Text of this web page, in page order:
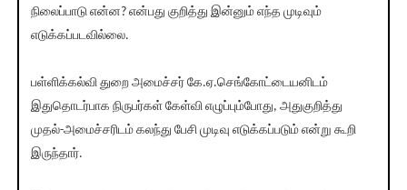
நிலைப்பாடு என்ன? என்பது குறித்து இன்னும் எந்த முடிவும்
எடுக்கப்படவில்லை.
பள்ளிக்கல்வி துறை அமைச்சர் கே.ஏ.செங்கோட்டையனிடம்
இதுதொடர்பாக நிருபர்கள் கேள்வி எழுப்பும்போது, அதுகுறித்து
முதல்-அமைச்சரிடம் கலந்து பேசி முடிவு எடுக்கப்படும் என்று கூறி
இருந்தார்.